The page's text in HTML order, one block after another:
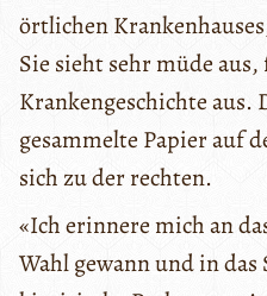
örtlichen
Sie sieht sehr müde
Krankengeschichte aus.
gesammelte Papier auf
sich zu der rechten.
«Ich erinnere mich an
Wahl gewann und in das